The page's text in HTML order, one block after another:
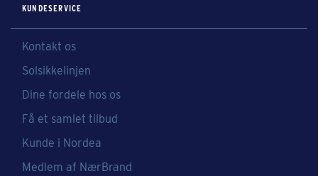
KUNDESERVICE
Kontakt os
Solsikkelinjen
Dine fordele hos os
Få et samlet tilbud
Kunde i Nordea
Medlem af NærBrand